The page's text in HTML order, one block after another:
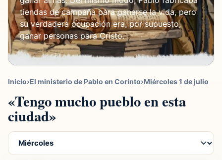
tiendas de campaña para ganarse la vida, pero
su verdadera ocupación era, por supuesto,
ganar personas para Cristo.
Inicio›El ministerio de Pablo en Corinto›Miércoles 1 de julio
«Tengo mucho pueblo en esta
ciudad»